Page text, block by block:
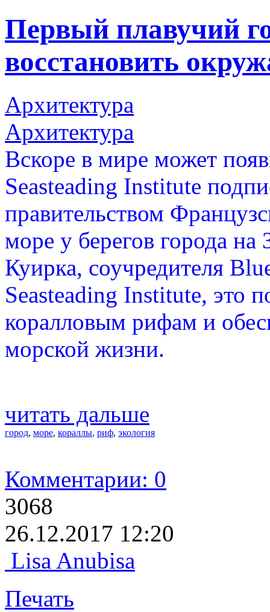
Первый плавучий
восстановить
Архитектура
Архитектура
Вскоре в мире может
Seasteading Institute
правительством
море у берегов города
Куирка, соучредителя
Seasteading Institute, это
коралловым рифам и
морской жизни.
читать дальше
город, море, кораллы, риф, экология
Комментарии: 0
3068
26.12.2017 12:20
Lisa Anubisa
Печать